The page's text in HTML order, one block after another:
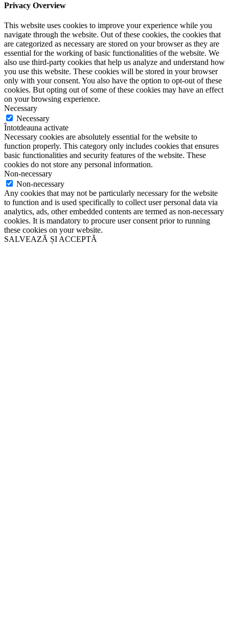
Privacy Overview
This website uses cookies to improve your experience while you
navigate through the website. Out of these cookies, the cookies that
are categorized as necessary are stored on your browser as they are
essential for the working of basic functionalities of the website. We
also use third-party cookies that help us analyze and understand how
you use this website. These cookies will be stored in your browser
only with your consent. You also have the option to opt-out of these
cookies. But opting out of some of these cookies may have an effect
on your browsing experience.
Necessary
Necessary
Întotdeauna activate
Necessary cookies are absolutely essential for the website to
function properly. This category only includes cookies that ensures
basic functionalities and security features of the website. These
cookies do not store any personal information.
Non-necessary
Non-necessary
Any cookies that may not be particularly necessary for the website
to function and is used specifically to collect user personal data via
analytics, ads, other embedded contents are termed as non-necessary
cookies. It is mandatory to procure user consent prior to running
these cookies on your website.
SALVEAZĂ ȘI ACCEPTĂ